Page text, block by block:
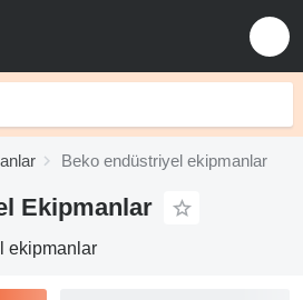
Beko endüstriyel ekipmanlar
Ekipmanlar
ekipmanlar